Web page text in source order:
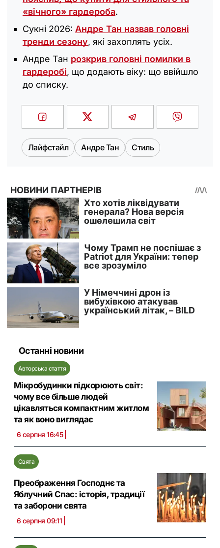
«вічного» гардероба.
Сукні 2026: Андре Тан назвав головні
тренди сезону, які захоплять усіх.
Андре Тан розкрив головні помилки в
гардеробі, що додають віку: що ввійшло
до списку.
Лайфстайл Андре Тан Стиль
Останні новини
Авторська стаття
Мікробудинки підкорюють світ:
чому все більше людей
цікавляться компактним житлом
та як воно виглядає
6 серпня 16:45
Свята
Преображення Господнє та
Яблучний Спас: історія, традиції
та заборони свята
6 серпня 09:11